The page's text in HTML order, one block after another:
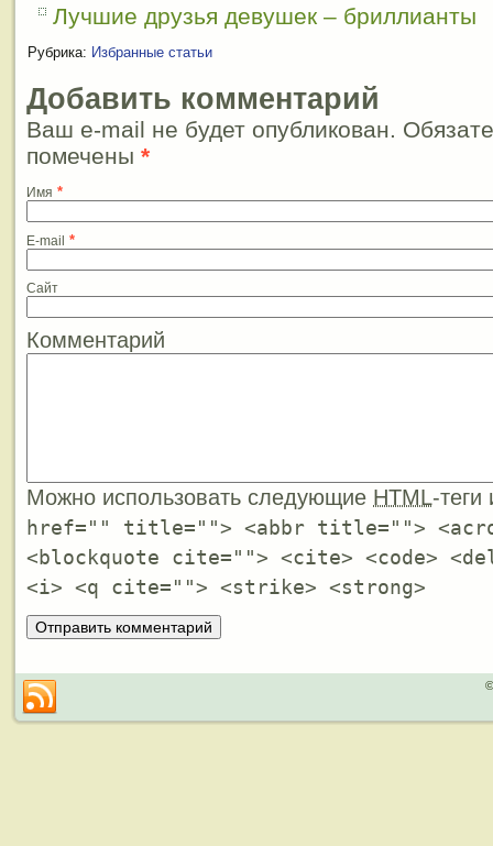
Лучшие друзья девушек – бриллианты
Рубрика: Избранные статьи
Добавить комментарий
Ваш e-mail не будет опубликован.
помечены *
Имя *
E-mail *
Сайт
Комментарий
Можно использовать следующие HTML-
href="" title=""> <abbr title="">
<blockquote cite=""> <cite> <code>
<i> <q cite=""> <strike> <strong>